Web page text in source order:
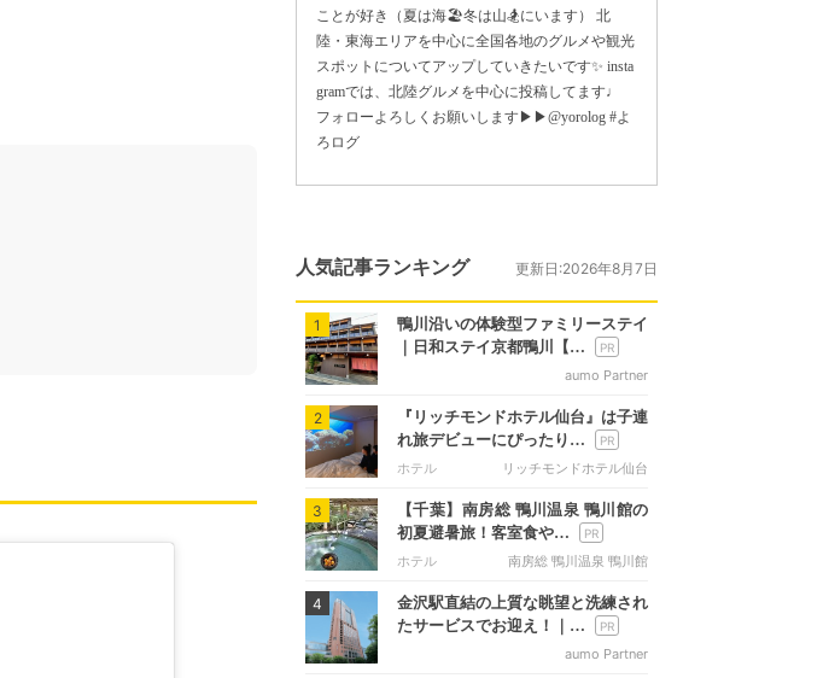
ことが好き（夏は海🏖冬は山🏂にいます） 北
陸・東海エリアを中心に全国各地のグルメや観光
スポットについてアップしていきたいです✨ insta
gramでは、北陸グルメを中心に投稿してます♩
フォローよろしくお願いします▶︎▶︎@yorolog #よ
ろログ
人気記事ランキング 更新日:2026年8月7日
1
鴨川沿いの体験型ファミリーステイ
｜日和ステイ京都鴨川【…
aumo Partner
2
『リッチモンドホテル仙台』は子連
れ旅デビューにぴったり…
ホテル リッチモンドホテル仙台
3
【千葉】南房総 鴨川温泉 鴨川館の
初夏避暑旅！客室食や…
ホテル 南房総 鴨川温泉 鴨川館
4
金沢駅直結の上質な眺望と洗練され
たサービスでお迎え！｜…
aumo Partner